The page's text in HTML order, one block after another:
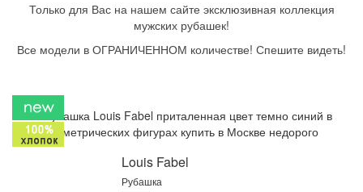
Только для Вас на нашем сайте эксклюзивная коллекция
мужских рубашек!
Все модели в ОГРАНИЧЕННОМ количестве! Спешите видеть!
Louis Fabel
Рубашка